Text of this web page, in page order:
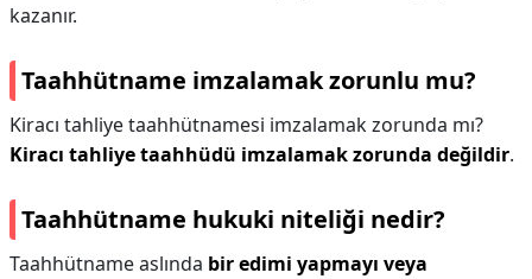
kazanır.
Taahhütname imzalamak zorunlu mu?
Kiracı tahliye taahhütnamesi imzalamak zorunda mı?
Kiracı tahliye taahhüdü imzalamak zorunda değildir.
Taahhütname hukuki niteliği nedir?
Taahhütname aslında bir edimi yapmayı veya